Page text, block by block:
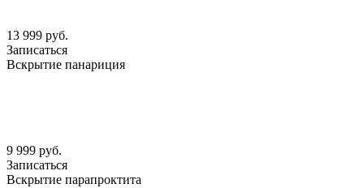
13 999 руб.
Записаться
Вскрытие панариция
9 999 руб.
Записаться
Вскрытие парапроктита